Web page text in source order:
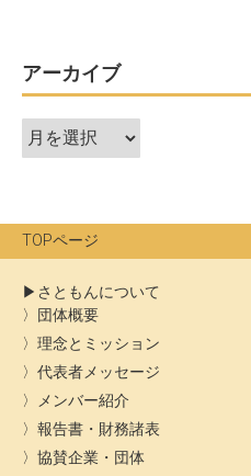
ゲ
ー
シ
ョ
アーカイブ
ア
ー
ブ
TOPページ
さともんについて
団体概要
理念とミッション
代表者メッセージ
メンバー紹介
報告書・財務諸表
協賛企業・団体